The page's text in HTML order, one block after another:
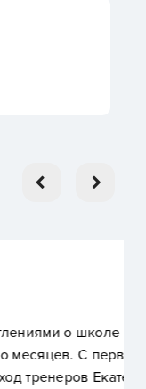
в которой
приятно
и уютная